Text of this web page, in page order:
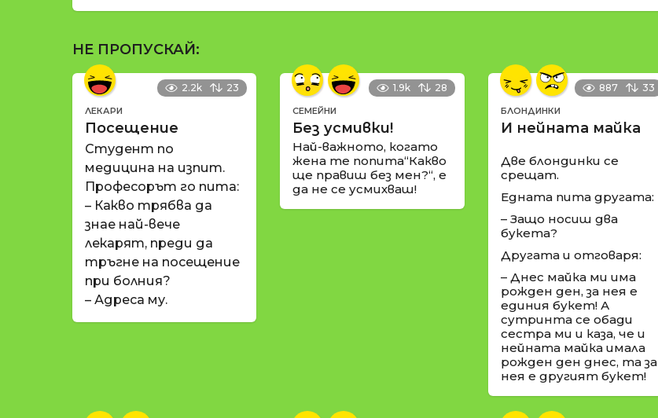
НЕ ПРОПУСКАЙ:
2.2k 23
ЛЕКАРИ
Посещение
Студент по
медицина на изпит.
Професорът го пита:
– Какво трябва да
знае най-вече
лекарят, преди да
тръгне на посещение
при болния?
– Адреса му.
1.9k 28
СЕМЕЙНИ
Без усмивки!
Най-важното, когато
жена те попита“Какво
ще правиш без мен?“, е
да не се усмихваш!
887 33
БЛОНДИНКИ
И нейната майка
Две блондинки се
срещат.
Едната пита другата:
– Защо носиш два
букета?
Другата и отговаря:
– Днес майка ми има
рожден ден, за нея е
единия букет! А
сутринта се обади
сестра ми и каза, че и
нейната майка имала
рожден ден днес, та за
нея е другият букет!